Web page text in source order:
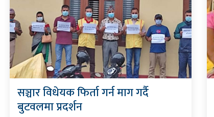
सञ्चार विधेयक फिर्ता गर्न माग गर्दै
बुटवलमा प्रदर्शन